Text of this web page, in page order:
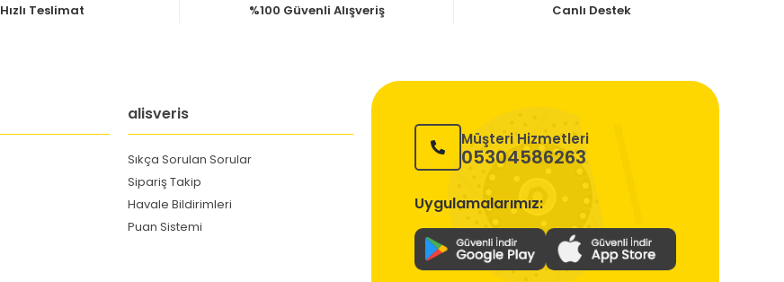
Hızlı Teslimat %100 Güvenli Alışveriş Canlı Destek
alisveris
Sıkça Sorulan Sorular
Sipariş Takip
Havale Bildirimleri
Puan Sistemi
Müşteri Hizmetleri
05304586263
Uygulamalarımız: